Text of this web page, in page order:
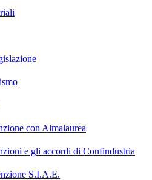
con Almalaurea
e gli accordi di Confindustria
S.I.A.E.